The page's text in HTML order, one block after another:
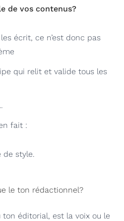
de vos contenus?
écrit, ce n’est donc pas
qui relit et valide tous les
fait :
de style.
le ton rédactionnel?
éditorial, est la voix ou le